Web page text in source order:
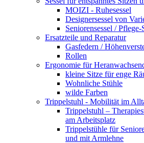
MOIZI - Ruhesessel
Designersessel von
Seniorensessel /
Ersatzteile und Reparatur
Gasfedern /
Rollen
Ergonomie für
kleine Sitze für enge
Wohnliche Stühle
wilde Farben
Trippelstuhl - Mobilität im
Trippelstuhl –
am Arbeitsplatz
Trippelstühle für
und mit Armlehne